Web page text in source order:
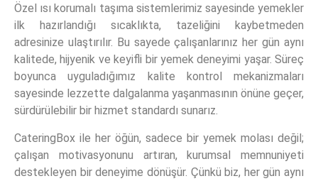
Özel ısı korumalı taşıma sistemlerimiz sayesinde yemekler
ilk hazırlandığı sıcaklıkta, tazeliğini kaybetmeden
adresinize ulaştırılır. Bu sayede çalışanlarınız her gün aynı
kalitede, hijyenik ve keyifli bir yemek deneyimi yaşar. Süreç
boyunca uyguladığımız kalite kontrol mekanizmaları
sayesinde lezzette dalgalanma yaşanmasının önüne geçer,
sürdürülebilir bir hizmet standardı sunarız.
CateringBox ile her öğün, sadece bir yemek molası değil;
çalışan motivasyonunu artıran, kurumsal memnuniyeti
destekleyen bir deneyime dönüşür. Çünkü biz, her gün aynı